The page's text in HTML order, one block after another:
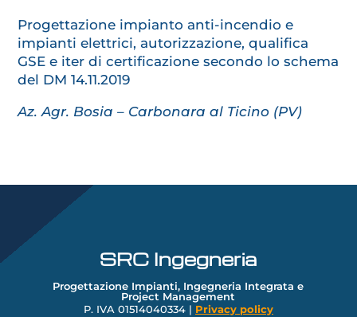
Progettazione impianto anti-incendio e
impianti elettrici, autorizzazione, qualifica
GSE e iter di certificazione secondo lo schema
del DM 14.11.2019
Az. Agr. Bosia – Carbonara al Ticino (PV)
SRC Ingegneria
Progettazione Impianti, Ingegneria Integrata e
Project Management
P. IVA 01514040334 | Privacy policy